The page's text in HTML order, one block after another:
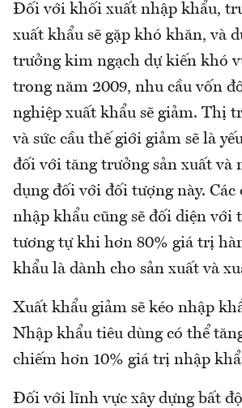
Đối với khối xuất nhập khẩu,
xuất khẩu sẽ gặp khó khăn, và
trưởng kim ngạch dự kiến khó
trong năm 2009, nhu cầu vốn
nghiệp xuất khẩu sẽ giảm. Thị
và sức cầu thế giới giảm sẽ là
đối với tăng trưởng sản xuất và
dụng đối với đối tượng này. Các
nhập khẩu cũng sẽ đối diện với
tương tự khi hơn 80% giá trị
khẩu là dành cho sản xuất và
Xuất khẩu giảm sẽ kéo nhập
Nhập khẩu tiêu dùng có thể
chiếm hơn 10% giá trị nhập
Đối với lĩnh vực xây dựng bất